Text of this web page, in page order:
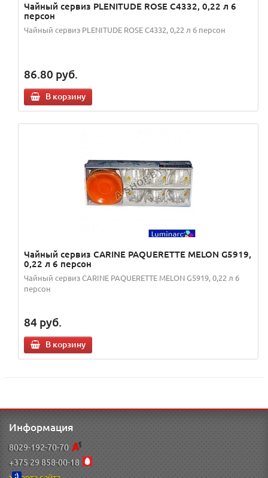
Чайный сервиз PLENITUDE ROSE C4332, 0,22 л 6
персон
Чайный сервиз PLENITUDE ROSE C4332, 0,22 л 6 персон
86.80 руб.
В корзину
Чайный сервиз CARINE PAQUERETTE MELON G5919,
0,22 л 6 персон
Чайный сервиз CARINE PAQUERETTE MELON G5919, 0,22 л 6
персон
84 руб.
В корзину
Информация
8029-192-70-70
+375 29 858-00-18